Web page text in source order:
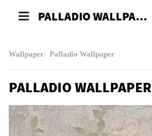
PALLADIO WALLPAPER
Wallpaper Palladio Wallpaper
PALLADIO WALLPAPER